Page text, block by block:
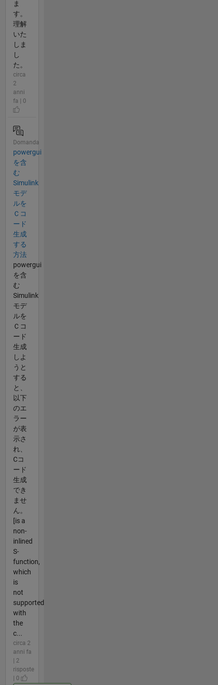
ま
す。
理解
いた
しま
し
た。
circa
2
anni
fa | 0
Domanda
powergui
を含
む
Simulink
モデ
ルを
Ｃコ
ード
生成
する
方法
powergui
を含
む
Simulink
モデ
ルを
Ｃコ
ード
生成
しよ
うと
する
と、
以下
のエ
ラー
が表
示さ
れ、
Cコ
ード
生成
でき
ませ
ん。
[is a
non-
inlined
S-
function,
which
is
not
supported
with
the
c...
circa 2
anni fa
| 2
risposte
| 0